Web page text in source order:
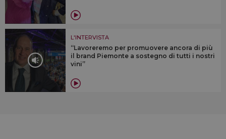
L'INTERVISTA
“Lavoreremo per promuovere ancora di più
il brand Piemonte a sostegno di tutti i nostri
vini”